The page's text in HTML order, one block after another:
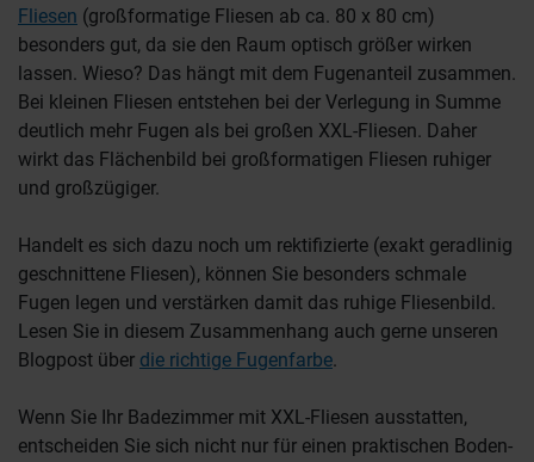
Fliesen (großformatige Fliesen ab ca. 80 x 80 cm)
besonders gut, da sie den Raum optisch größer wirken
lassen. Wieso? Das hängt mit dem Fugenanteil zusammen.
Bei kleinen Fliesen entstehen bei der Verlegung in Summe
deutlich mehr Fugen als bei großen XXL-Fliesen. Daher
wirkt das Flächenbild bei großformatigen Fliesen ruhiger
und großzügiger.
Handelt es sich dazu noch um rektifizierte (exakt geradlinig
geschnittene Fliesen), können Sie besonders schmale
Fugen legen und verstärken damit das ruhige Fliesenbild.
Lesen Sie in diesem Zusammenhang auch gerne unseren
Blogpost über die richtige Fugenfarbe.
Wenn Sie Ihr Badezimmer mit XXL-Fliesen ausstatten,
entscheiden Sie sich nicht nur für einen praktischen Boden-